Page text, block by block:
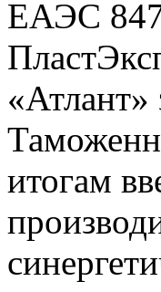
ЕАЭС
«Атлант»
итогам